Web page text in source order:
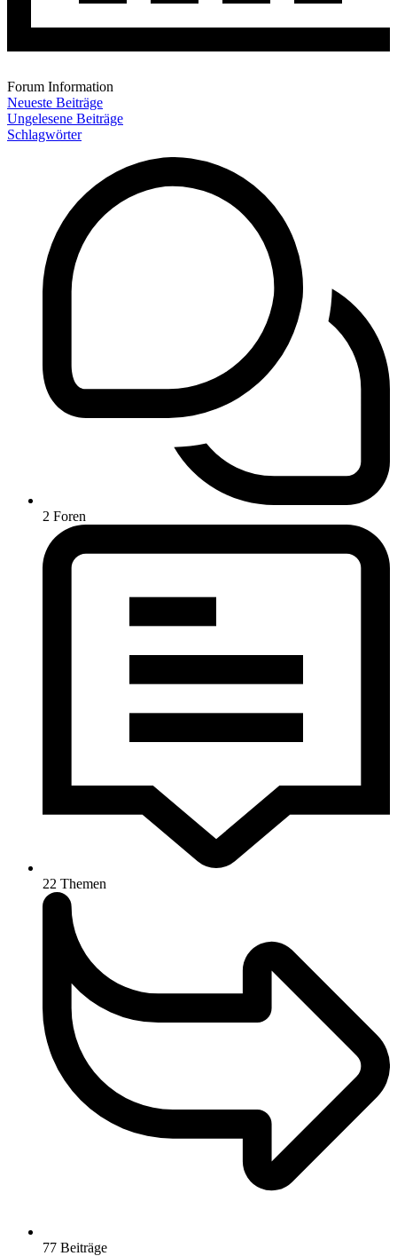
Forum Information
Neueste Beiträge
Ungelesene Beiträge
Schlagwörter
2 Foren
22 Themen
77 Beiträge